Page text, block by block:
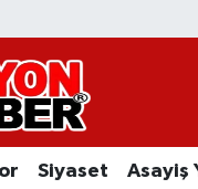
Siyaset Asayiş